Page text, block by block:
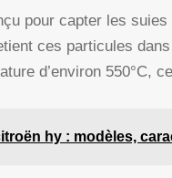
pour capter les
ces particules
d’environ 550°C,
hy : modèles,